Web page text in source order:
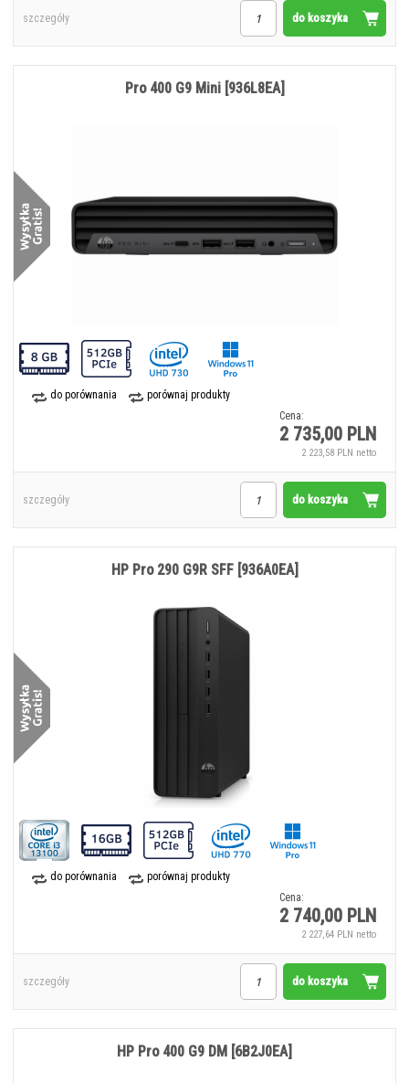
do koszyka
szczegóły
do porównania
porównaj produkty
Cena:
2 735,00 PLN
2 223,58 PLN netto
Pro 400 G9 Mini [936L8EA]
do koszyka
szczegóły
do porównania
porównaj produkty
Cena:
2 740,00 PLN
2 227,64 PLN netto
HP Pro 290 G9R SFF [936A0EA]
do koszyka
szczegóły
HP Pro 400 G9 DM [6B2J0EA]